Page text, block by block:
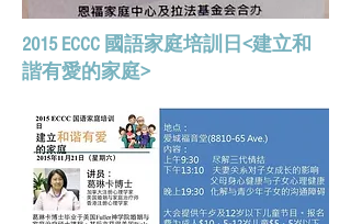
2015 ECCC 國語家庭培訓日<建立和
諧有愛的家庭>